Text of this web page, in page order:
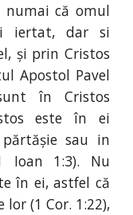
numai că omul
iertat, dar si
și prin Cristos
Apostol Pavel
în Cristos
este în ei
sau in
Ioan 1:3). Nu
în ei, astfel că
(1 Cor. 1:22),